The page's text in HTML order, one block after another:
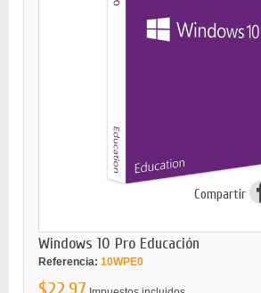
Compartir
Windows 10 Pro Educación
Referencia: 10WPE0